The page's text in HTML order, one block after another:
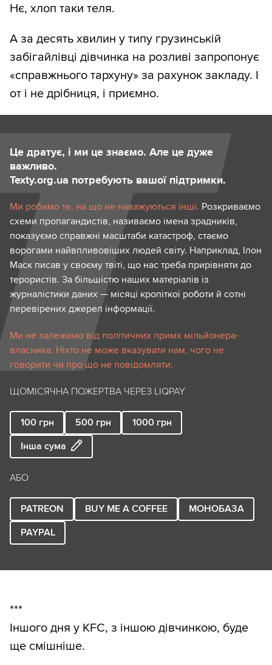
Нє, хлоп таки теля.
А за десять хвилин у типу грузинській
забігайлівці дівчинка на розливі запропонує
«справжнього тархуну» за рахунок закладу. І
от і не дрібниця, і приємно.
Це дратує, і ми це знаємо. Але це дуже
важливо.
Texty.org.ua потребують вашої підтримки.
Ми робимо те, на що не наважуються інші. Розкриваємо
схеми пропагандистів, називаємо імена зрадників,
показуємо справжні масштаби катастроф, стаємо
ворогами найвпливовіших людей світу. Наприклад, Ілон
Маск писав у своєму твіті, що нас треба прирівняти до
терористів. За більшістю наших матеріалів із
журналістики даних — місяці кропіткої роботи й сотні
перевірених джерел інформації.
Ми не залежимо від політичних примх мільйонера-
власника. Ніхто не може вказувати нам, чого не
говорити чи про що не повідомляти.
ЩОМІСЯЧНА ПОЖЕРТВА ЧЕРЕЗ LIQPAY
100 грн 500 грн 1000 грн
Інша сума
АБО
PATREON BUY ME A COFFEE
МОНОБАЗА
PAYPAL
***
Іншого дня у KFC, з іншою дівчинкою, буде
ще смішніше.